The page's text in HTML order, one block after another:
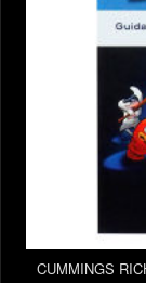
CUMMINGS